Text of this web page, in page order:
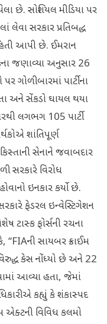
છે. સોશિયલ મીડિયા પર
લેવા સરકાર પ્રતિબદ્ધ
આપી છે. ઈમરાન
જણાવ્યા અનુસાર 26
ગોળીબારમાં પાર્ટીના
અને સેંકડો ઘાયલ થયા
લગભગ 105 પાર્ટી
શાંતિપૂર્ણ
સેનાને જવાબદાર
સરકારે વિરોધ
ઇનકાર કર્યો છે.
ફેડરલ ઇન્વેસ્ટિગેશન
ટાસ્ક ફોર્સની રચના
સાયબર ક્રાઈમ
કેસ નોંધ્યો છે અને 22
આવ્યા હતા, જેમાં
કહ્યું કે શંકાસ્પદ
એક્ટની વિવિધ કલમો